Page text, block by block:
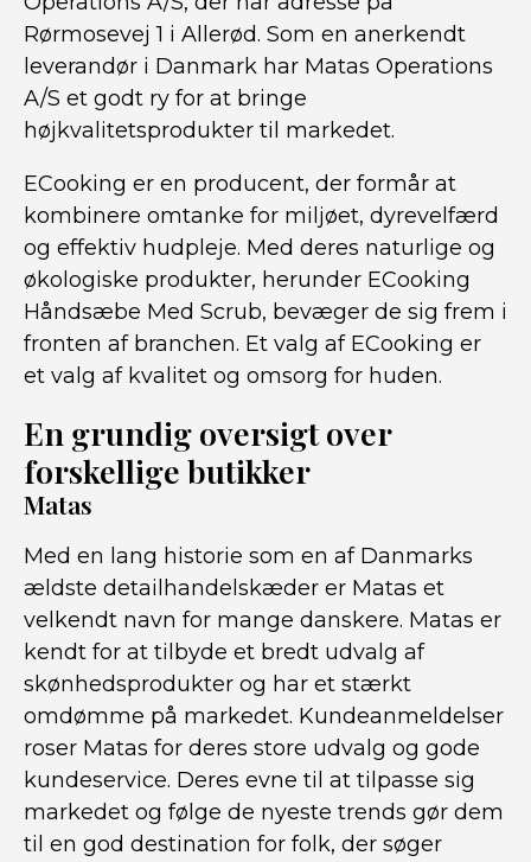
Rørmosevej 1 i Allerød. Som en anerkendt
leverandør i Danmark har Matas Operations
A/S et godt ry for at bringe
højkvalitetsprodukter til markedet.
ECooking er en producent, der formår at
kombinere omtanke for miljøet, dyrevelfærd
og effektiv hudpleje. Med deres naturlige og
økologiske produkter, herunder ECooking
Håndsæbe Med Scrub, bevæger de sig frem i
fronten af branchen. Et valg af ECooking er
et valg af kvalitet og omsorg for huden.
En grundig oversigt over
forskellige butikker
Matas
Med en lang historie som en af Danmarks
ældste detailhandelskæder er Matas et
velkendt navn for mange danskere. Matas er
kendt for at tilbyde et bredt udvalg af
skønhedsprodukter og har et stærkt
omdømme på markedet. Kundeanmeldelser
roser Matas for deres store udvalg og gode
kundeservice. Deres evne til at tilpasse sig
markedet og følge de nyeste trends gør dem
til en god destination for folk, der søger